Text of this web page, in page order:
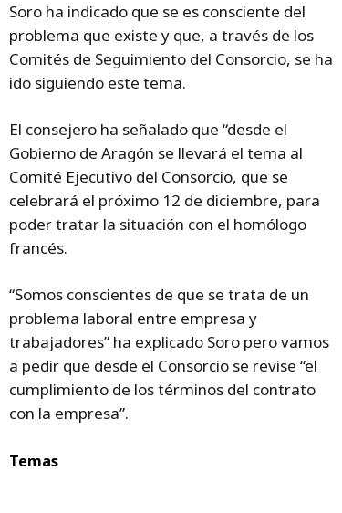
Soro ha indicado que se es consciente del
problema que existe y que, a través de los
Comités de Seguimiento del Consorcio, se ha
ido siguiendo este tema.
El consejero ha señalado que “desde el
Gobierno de Aragón se llevará el tema al
Comité Ejecutivo del Consorcio, que se
celebrará el próximo 12 de diciembre, para
poder tratar la situación con el homólogo
francés.
“Somos conscientes de que se trata de un
problema laboral entre empresa y
trabajadores” ha explicado Soro pero vamos
a pedir que desde el Consorcio se revise “el
cumplimiento de los términos del contrato
con la empresa”.
Temas